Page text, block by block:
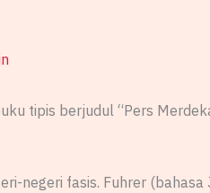
tipis berjudul “Pers
negeri fasis. Fuhrer